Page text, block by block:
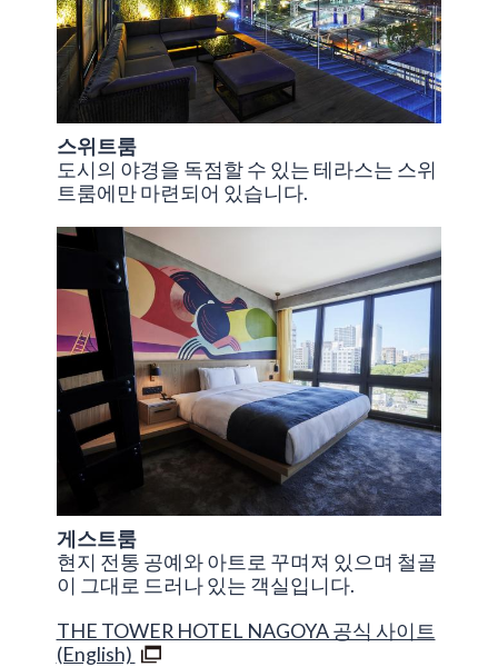
스위트룸
도시의 야경을 독점할 수 있는 테라스는 스위
트룸에만 마련되어 있습니다.
게스트룸
현지 전통 공예와 아트로 꾸며져 있으며 철골
이 그대로 드러나 있는 객실입니다.
THE TOWER HOTEL NAGOYA 공식 사이트
(English)